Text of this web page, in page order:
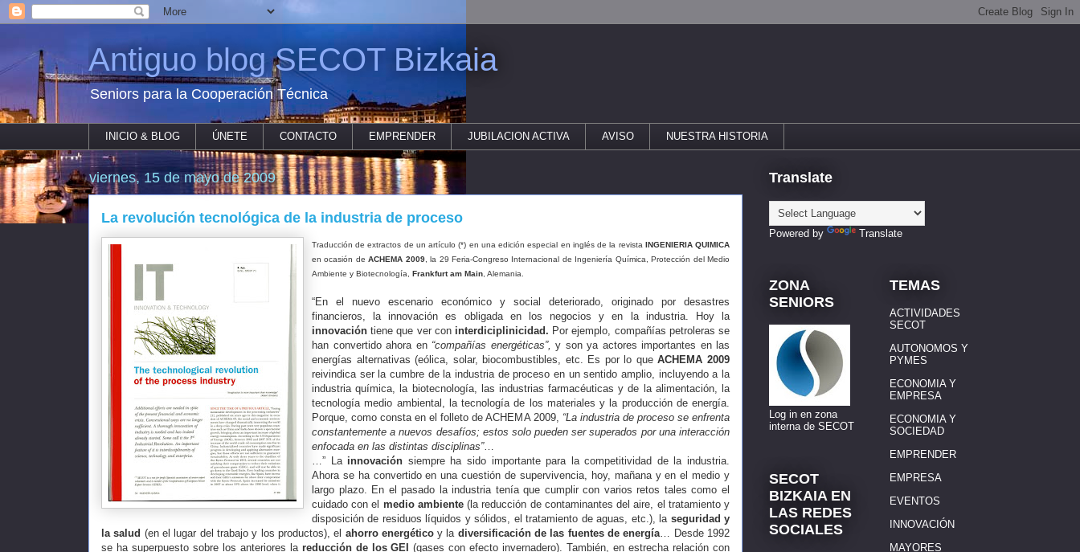
Antiguo blog SECOT Bizkaia
Seniors para la Cooperación Técnica
INICIO & BLOG ÚNETE CONTACTO EMPRENDER JUBILACION ACTIVA AVISO NUESTRA HISTORIA
viernes, 15 de mayo de 2009
La revolución tecnológica de la industria de proceso
Traducción de extractos de un artículo (*) en una edición especial en inglés de la revista INGENIERIA QUIMICA
en ocasión deACHEMA 2009, la 29 Feria-Congreso Internacional de Ingeniería Química, Protección del Medio
Ambiente y Biotecnología, Frankfurt am Main , Alemania.
“En el nuevo escenario económico y social deteriorado, originado por desastres
financieros, la innovación es obligada en los negocios y en la industria. Hoy la
innovación tiene que ver con interdiciplinicidad. Por ejemplo, compañías petroleras se
han convertido ahora en “compañías energéticas”, y son ya actores importantes en las
energías alternativas (eólica, solar, biocombustibles, etc. Es por lo queACHEMA 2009
reivindica ser la cumbre de la industria de proceso en un sentido amplio, incluyendo a la
industria química, la biotecnología, las industrias farmacéuticas y de la alimentación, la
tecnología medio ambiental, la tecnología de los materiales y la producción de energía.
Porque, como consta en el folleto de ACHEMA 2009, “La industria de proceso se enfrenta
constantemente a nuevos desafíos; estos solo pueden ser superados por una interacción
enfocada en las distintas disciplinas”…
…” La innovación siempre ha sido importante para la competitividad de la industria.
Ahora se ha convertido en una cuestión de supervivencia, hoy, mañana y en el medio y
largo plazo. En el pasado la industria tenía que cumplir con varios retos tales como el
cuidado con el medio ambiente(la reducción de contaminantes del aire, el tratamiento y
disposición de residuos líquidos y sólidos, el tratamiento de aguas, etc.), la seguridad y
la salud (en el lugar del trabajo y los productos), el ahorro energéticoy la diversificación de las fuentes de energía … Desde 1992
se ha superpuesto sobre los anteriores la reducción de los GEI (gases con efecto invernadero). También, en estrecha relación con
Translate
Powered by Translate
ZONA
SENIORS
Log in en zona
interna de SECOT
SECOT
BIZKAIA EN
LAS REDES
SOCIALES
TEMAS
ACTIVIDADES
SECOT
AUTONOMOS Y
PYMES
ECONOMIA Y
EMPRESA
ECONOMIA Y
SOCIEDAD
EMPRENDER
EMPRESA
EVENTOS
INNOVACIÓN
MAYORES